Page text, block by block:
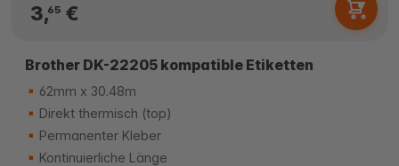
3,65€
Brother DK-22205 kompatible Etiketten
62mm x 30.48m
Direkt thermisch (top)
Permanenter Kleber
Kontinuierliche Länge